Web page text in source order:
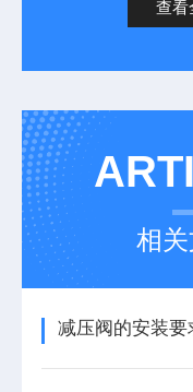
查看
相